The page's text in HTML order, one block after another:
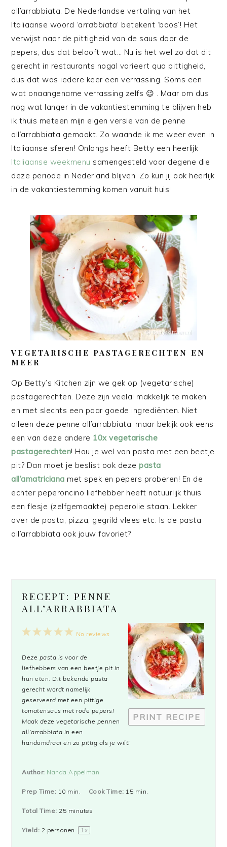
all’arrabbiata. De Nederlandse vertaling van het
Italiaanse woord ‘arrabbiata‘ betekent ‘boos’! Het
verwijst naar de pittigheid van de saus door de
pepers, dus dat belooft wat… Nu is het wel zo dat dit
gerecht in restaurants nogal varieert qua pittigheid,
dus dat was iedere keer een verrassing. Soms een
wat onaangename verrassing zelfs 😉 . Maar om dus
nog wat langer in de vakantiestemming te blijven heb
ik thuis meteen mijn eigen versie van de penne
all’arrabbiata gemaakt. Zo waande ik me weer even in
Italiaanse sferen! Onlangs heeft Betty een heerlijk
Italiaanse weekmenu samengesteld voor degene die
deze periode in Nederland blijven. Zo kun jij ook heerlijk
in de vakantiestemming komen vanuit huis!
VEGETARISCHE PASTAGERECHTEN EN
MEER
Op Betty’s Kitchen zijn we gek op (vegetarische)
pastagerechten. Deze zijn veelal makkelijk te maken
en met slechts een paar goede ingrediënten. Niet
alleen deze penne all’arrabbiata, maar bekijk ook eens
een van deze andere 10x vegetarische
pastagerechten! Hou je wel van pasta met een beetje
pit? Dan moet je beslist ook dezepasta
all’amatriciana met spek en pepers proberen! En de
echter peperoncino liefhebber heeft natuurlijk thuis
een flesje (zelfgemaakte) peperolie staan. Lekker
over de pasta, pizza, gegrild vlees etc. Is de pasta
all’arrabbiata ook jouw favoriet?
RECEPT: PENNE
ALL’ARRABBIATA
PRINT RECIPE
5
4
3
2
1
No reviews
Deze pasta is voor de
liefhebbers van een beetje pit in
hun eten. Dit bekende pasta
gerecht wordt namelijk
geserveerd met een pittige
tomatensaus met rode pepers!
Maak deze vegetarische pennen
all’arrabbiata in een
handomdraai en zo pittig als je wilt!
Author: Nanda Appelman
Prep Time: 10 min. Cook Time: 15 min.
Total Time: 25 minutes
Yield: 2 personen 1x